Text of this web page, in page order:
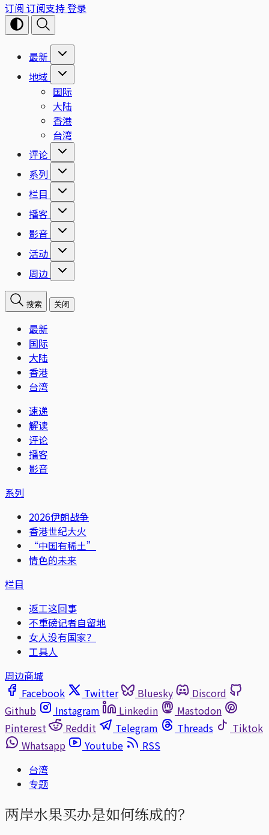
订阅 订阅支持登录
最新
地域
国际
大陆
香港
台湾
评论
系列
栏目
播客
影音
活动
周边
搜索 关闭
最新
国际
大陆
香港
台湾
速递
解读
评论
播客
影音
系列
2026伊朗战争
香港世纪大火
“中国有稀土”
情色的未来
栏目
返工这回事
不重磅记者自留地
女人没有国家？
工具人
周边商城
Facebook
Twitter Bluesky
Discord
Github
Instagram Linkedin
Mastodon
Pinterest
Reddit Telegram Threads
Tiktok
Whatsapp
Youtube
RSS
台湾
专题
两岸水果买办是如何练成的？